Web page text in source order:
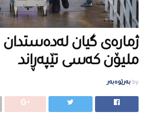
ملیۆن كەسی تێپەڕاند
by بەرێوەبەر